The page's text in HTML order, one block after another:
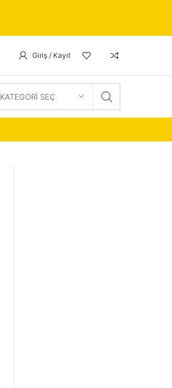
Giriş / Kayıt
KATEGORI SEÇ